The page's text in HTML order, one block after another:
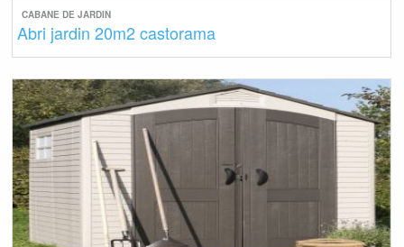
CABANE DE JARDIN
Abri jardin 20m2 castorama